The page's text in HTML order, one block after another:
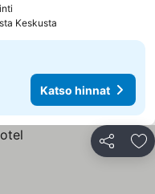
Keskusta
Katso hinnat
Jaa